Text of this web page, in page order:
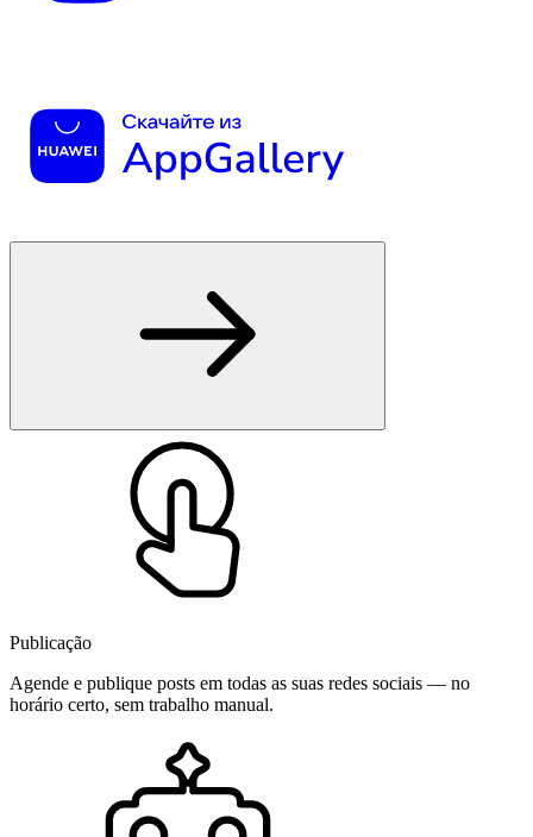
Publicação
Agende e publique posts em todas as suas redes sociais — no
horário certo, sem trabalho manual.